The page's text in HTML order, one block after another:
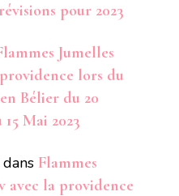
pour 2023
Jumelles
lors du
Bélier du 20
Mai 2023
dans Flammes
avec la providence